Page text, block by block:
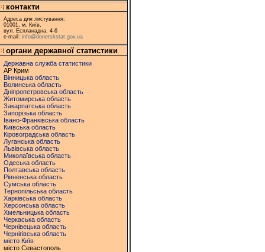
контакти
Адреса для листування:
01001, м. Київ,
вул. Еспланадна, 4-6
e-mail: info@donetskstat.gov.ua
органи державної статистики
Державна служба статистики
АР Крим
Вінницька область
Волинська область
Дніпропетровська область
Житомирська область
Закарпатська область
Запорізька область
Івано-Франківська область
Київська область
Кіровоградська область
Луганська область
Львівська область
Миколаївська область
Одеська область
Полтавська область
Рівненська область
Сумська область
Тернопільська область
Харківська область
Херсонська область
Хмельницька область
Черкаська область
Чернівецька область
Чернігівська область
місто Київ
місто Севастополь